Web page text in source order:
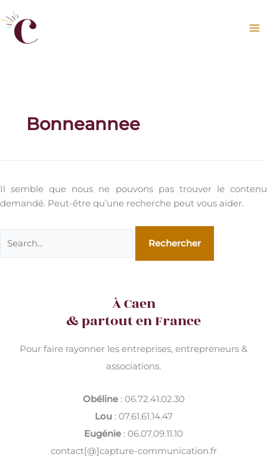
au
contenu
Bonneannee
Il semble que nous ne pouvons pas trouver le contenu
demandé. Peut-être qu’une recherche peut vous aider.
Rechercher :
À Caen
& partout en France
Pour faire rayonner les entreprises, entrepreneurs &
associations.
Obéline: 06.72.41.02.30
Lou: 07.61.61.14.47
Eugénie : 06.07.09.11.10
contact[@]capture-communication.fr